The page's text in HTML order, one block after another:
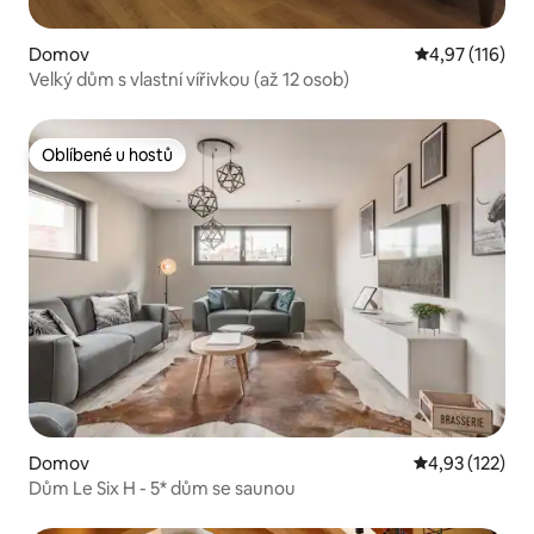
Domov Průměrné
4,97 (116)
Velký dům s vlastní vířivkou (až 12 osob)
Oblíbené u hostů
Oblíbené u hostů
Domov Průměrné
4,93 (122)
Dům Le Six H - 5* dům se saunou